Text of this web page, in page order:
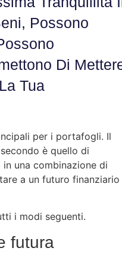
Possono
Di
Tua
per i portafogli. Il
è quello di
una combinazione di
a un futuro finanziario
i modi seguenti.
futura